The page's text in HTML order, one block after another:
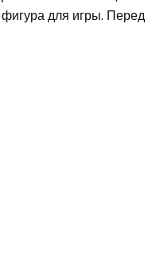
для игры. Перед